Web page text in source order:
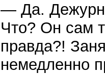
— Да.
Что? Он сам
правда?!
немедленно